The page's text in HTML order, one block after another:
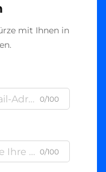
mit Ihnen in
0/100
0/100